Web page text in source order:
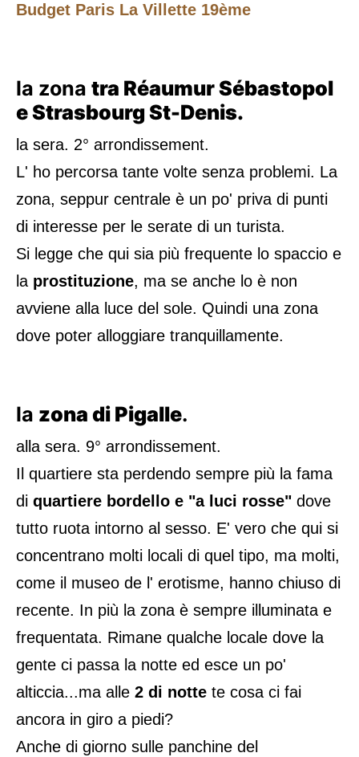
Budget Paris La Villette 19ème
la zona tra Réaumur Sébastopol
e Strasbourg St-Denis.
la sera. 2° arrondissement.
L' ho percorsa tante volte senza problemi. La
zona, seppur centrale è un po' priva di punti
di interesse per le serate di un turista.
Si legge che qui sia più frequente lo spaccio e
la prostituzione, ma se anche lo è non
avviene alla luce del sole. Quindi una zona
dove poter alloggiare tranquillamente.
la zona di Pigalle.
alla sera. 9° arrondissement.
Il quartiere sta perdendo sempre più la fama
di quartiere bordello e "a luci rosse" dove
tutto ruota intorno al sesso. E' vero che qui si
concentrano molti locali di quel tipo, ma molti,
come il museo de l' erotisme, hanno chiuso di
recente. In più la zona è sempre illuminata e
frequentata. Rimane qualche locale dove la
gente ci passa la notte ed esce un po'
alticcia...ma alle 2 di notte te cosa ci fai
ancora in giro a piedi?
Anche di giorno sulle panchine del